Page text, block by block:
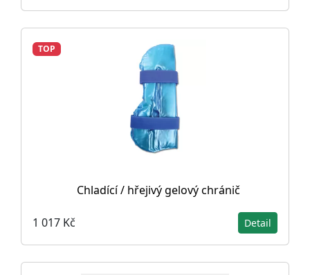
TOP
Chladící / hřejivý gelový chránič
1 017 Kč Detail